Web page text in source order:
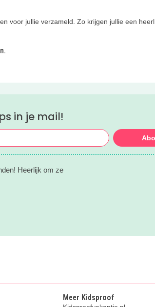
voor jullie verzameld. Zo krijgen jullie een
in je mail!
Heerlijk om ze
Meer Kidsproof